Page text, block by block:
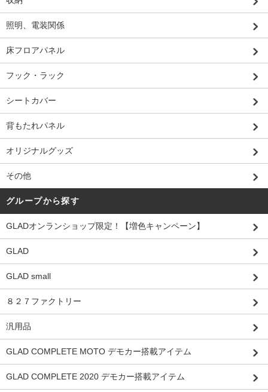
照明、電装関係
床フロアパネル
フック・ラック
シートカバー
背もたれパネル
オリジナルグッズ
その他
グループから探す
GLADオンランショップ限定！【増色キャンペーン】
GLAD
GLAD small
８２７ファクトリー
汎用品
GLAD COMPLETE MOTO デモカー搭載アイテム
GLAD COMPLETE 2020 デモカー搭載アイテム